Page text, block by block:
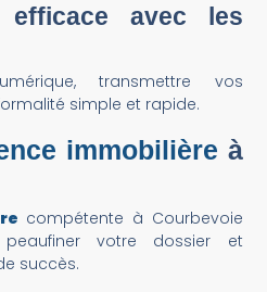
efficace avec les
transmettre vos
simple et rapide.
immobilière à
compétente à Courbevoie
votre dossier et
succès.